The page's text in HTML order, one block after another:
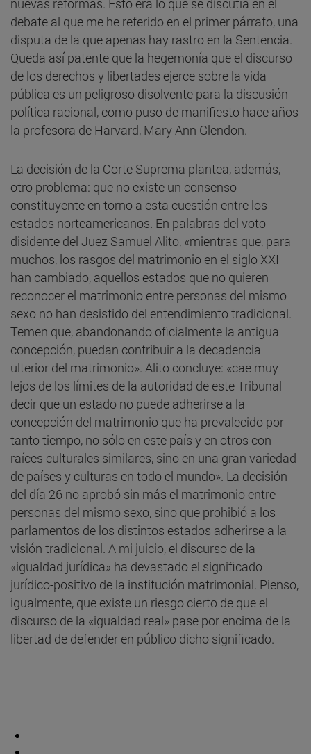
debate al que me he referido en el primer párrafo, una
disputa de la que apenas hay rastro en la Sentencia.
Queda así patente que la hegemonía que el discurso
de los derechos y libertades ejerce sobre la vida
pública es un peligroso disolvente para la discusión
política racional, como puso de manifiesto hace años
la profesora de Harvard, Mary Ann Glendon.
La decisión de la Corte Suprema plantea, además,
otro problema: que no existe un consenso
constituyente en torno a esta cuestión entre los
estados norteamericanos. En palabras del voto
disidente del Juez Samuel Alito, «mientras que, para
muchos, los rasgos del matrimonio en el siglo XXI
han cambiado, aquellos estados que no quieren
reconocer el matrimonio entre personas del mismo
sexo no han desistido del entendimiento tradicional.
Temen que, abandonando oficialmente la antigua
concepción, puedan contribuir a la decadencia
ulterior del matrimonio». Alito concluye: «cae muy
lejos de los límites de la autoridad de este Tribunal
decir que un estado no puede adherirse a la
concepción del matrimonio que ha prevalecido por
tanto tiempo, no sólo en este país y en otros con
raíces culturales similares, sino en una gran variedad
de países y culturas en todo el mundo». La decisión
del día 26 no aprobó sin más el matrimonio entre
personas del mismo sexo, sino que prohibió a los
parlamentos de los distintos estados adherirse a la
visión tradicional. A mi juicio, el discurso de la
«igualdad jurídica» ha devastado el significado
jurídico-positivo de la institución matrimonial. Pienso,
igualmente, que existe un riesgo cierto de que el
discurso de la «igualdad real» pase por encima de la
libertad de defender en público dicho significado.